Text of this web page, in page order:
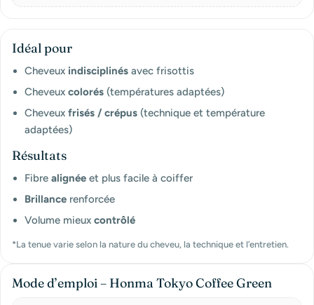
Idéal pour
Cheveux indisciplinés avec frisottis
Cheveux colorés (températures adaptées)
Cheveux frisés / crépus (technique et température
adaptées)
Résultats
Fibre alignée et plus facile à coiffer
Brillance renforcée
Volume mieux contrôlé
*La tenue varie selon la nature du cheveu, la technique et l’entretien.
Mode d’emploi – Honma Tokyo Coffee Green